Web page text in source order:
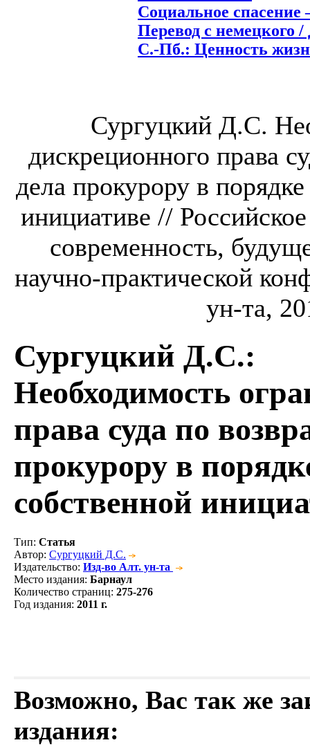
Социальное спасение
Перевод с
С.-Пб.: Ценность
Сургуцкий Д.С.
дискреционного права
дела прокурору в
инициативе //
современность,
научно-практической
ун-та,
Сургуцкий Д.С.:
Необходимость
права суда по
прокурору в
собственной
Тип: Статья
Автор: Сургуцкий Д.С.
Издательство: Изд-во Алт. ун-та
Место издания: Барнаул
Количество страниц: 275-276
Год издания: 2011 г.
Возможно, Вас так же
издания: